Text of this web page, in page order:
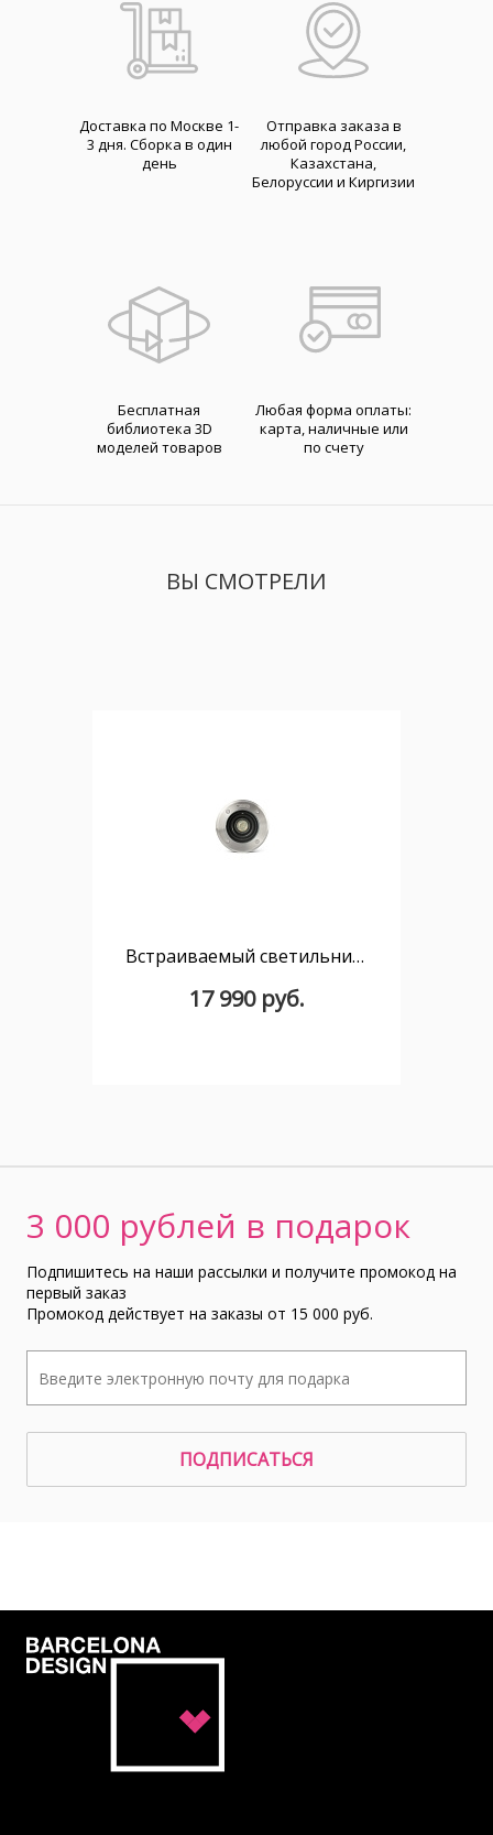
Доставка по Москве 1-
3 дня. Cборка в один
день
Отправка заказа в
любой город России,
Казахстана,
Белоруссии и Киргизии
Бесплатная
библиотека 3D
моделей товаров
Любая форма оплаты:
карта, наличные или
по счету
ВЫ СМОТРЕЛИ
Встраиваемый светильник регулируемый Geiser серый
17 990 руб.
3 000 рублей в подарок
Подпишитесь на наши рассылки и получите промокод на
первый заказ
Промокод действует на заказы от 15 000 руб.
ПОДПИСАТЬСЯ